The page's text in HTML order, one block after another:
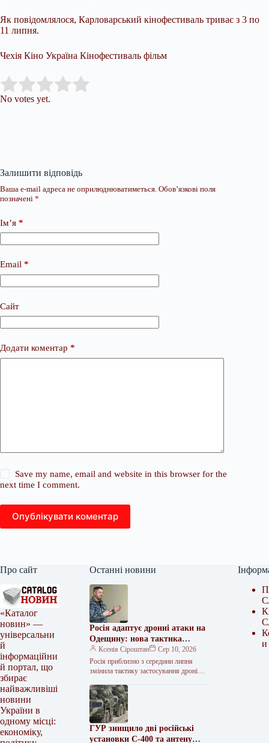
Як повідомлялося, Карловарський кінофестиваль триває з 3 по
11 липня.
Чехія Кіно Україна Кінофестиваль фільм
Rate this item:
No votes yet.
Залишити відповідь
Ваша e-mail адреса не оприлюднюватиметься. Обов’язкові поля
позначені *
Ім’я *
Email *
Сайт
Додати коментар *
Save my name, email and website in this browser for the
next time I comment.
Опублікувати коментар
Про сайт
«Каталог
новин» —
універсальни
й
інформаційни
й портал, що
збирає
найважливіші
новини
України в
одному місці:
економіку,
Останні новини
Росія адаптує дронні атаки на
Одещину: нова тактика
ворога
Ксенія Сіроштан
Сер 10, 2026
Росія приблизно з середини липня
змінила тактику застосування дронів,
використовувати баражуючі
боєприпаси типу «Бандероль» та
реактивні дрони…
ГУР знищило дві російські
установки С-400 та антену
и